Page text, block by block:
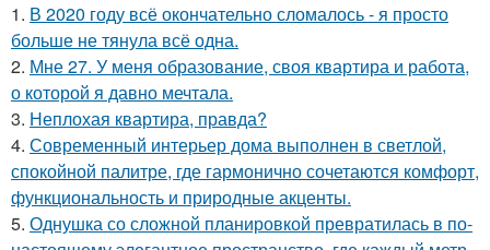
1. В 2020 году всё окончательно сломалось - я просто
больше не тянула всё одна.
2. Мне 27. У меня образование, своя квартира и работа,
о которой я давно мечтала.
3. Неплохая квартира, правда?
4. Современный интерьер дома выполнен в светлой,
спокойной палитре, где гармонично сочетаются комфорт,
функциональность и природные акценты.
5. Однушка со сложной планировкой превратилась в по-